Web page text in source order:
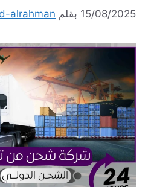
15/08/2025 بقلم alrahman